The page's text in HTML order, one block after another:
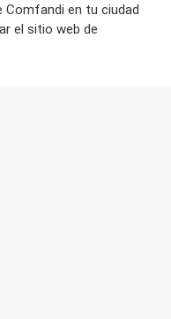
en tu ciudad
el sitio web de